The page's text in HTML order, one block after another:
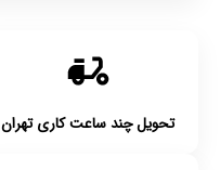
تحویل چند ساعت کاری تهران